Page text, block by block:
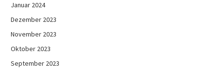
Januar 2024
Dezember 2023
November 2023
Oktober 2023
September 2023